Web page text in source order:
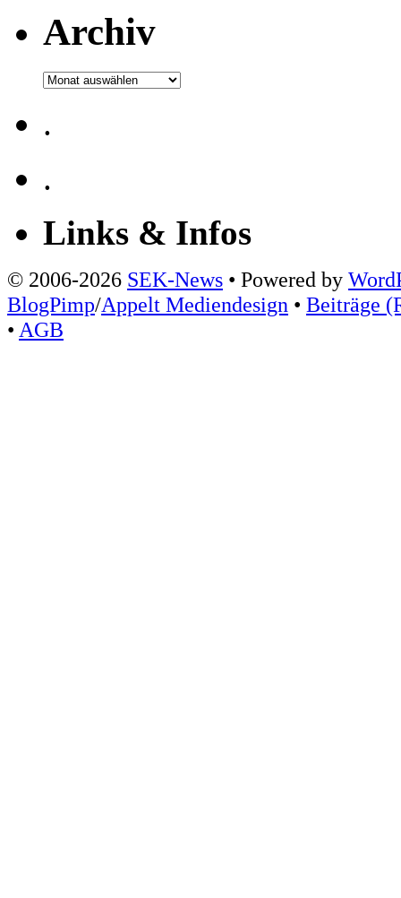
Archiv
Archiv
.
.
Links & Infos
© 2006-2026 SEK-News • Powered by
BlogPimp/Appelt Mediendesign • Beiträge
• AGB